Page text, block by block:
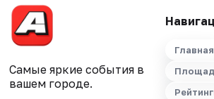
Самые яркие события в
вашем городе.
Главная